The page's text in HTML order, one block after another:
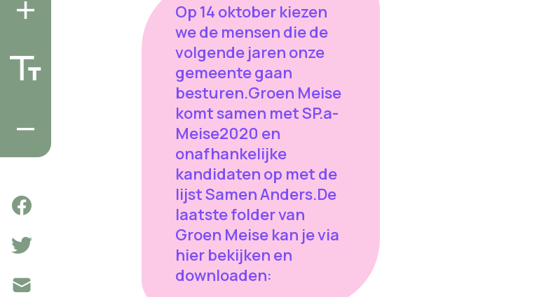
Op 14 oktober kiezen
we de mensen die de
volgende jaren onze
gemeente gaan
besturen.Groen Meise
komt samen met SP.a-
Meise2020 en
onafhankelijke
kandidaten op met de
lijst Samen Anders.De
laatste folder van
Groen Meise kan je via
hier bekijken en
downloaden: